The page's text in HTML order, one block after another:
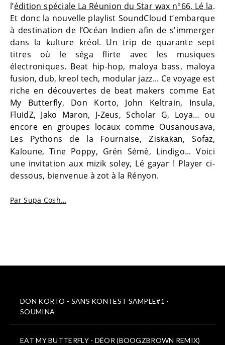
l’édition spéciale La Réunion du Star wax n°66, Lé la.
Et donc la nouvelle playlist SoundCloud t’embarque
à destination de l’Océan Indien afin de s'immerger
dans la kulture kréol. Un trip de quarante sept
titres où le séga flirte avec les musiques
électroniques. Beat hip-hop, maloya bass, maloya
fusion, dub, kreol tech, modular jazz... Ce voyage est
riche en découvertes de beat makers comme Eat
My Butterfly, Don Korto, John Keltrain, Insula,
FluidZ, Jako Maron, J-Zeus, Scholar G, Loya… ou
encore en groupes locaux comme Ousanousava,
Les Pythons de la Fournaise,Ziskakan, Sofaz,
Kaloune, Tine Poppy, Grén Sémè, Lindigo... Voici
une invitation aux mizik soley, Lé gayar ! Player ci-
dessous, bienvenue à zot à la Rényon.
Par Supa Cosh…
DON KORTO - SANS KONTEST SAMPLE#1 -
SOUMINA
EAT MY BUTTERFLY - DÉOR (BOOGZBROWN REMIX)